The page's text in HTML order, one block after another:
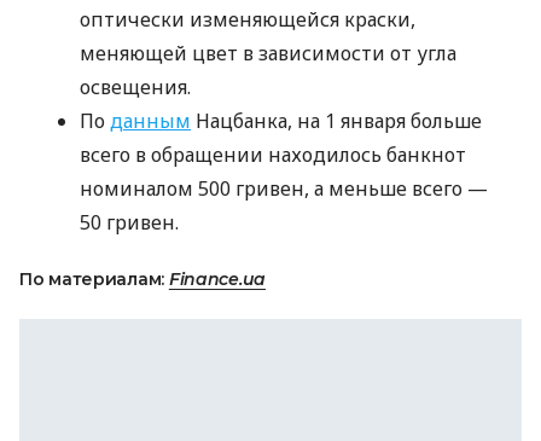
оптически изменяющейся краски,
меняющей цвет в зависимости от угла
освещения.
Поданным Нацбанка, на 1 января больше
всего в обращении находилось банкнот
номиналом 500 гривен, а меньше всего —
50 гривен.
По материалам: Finance.ua